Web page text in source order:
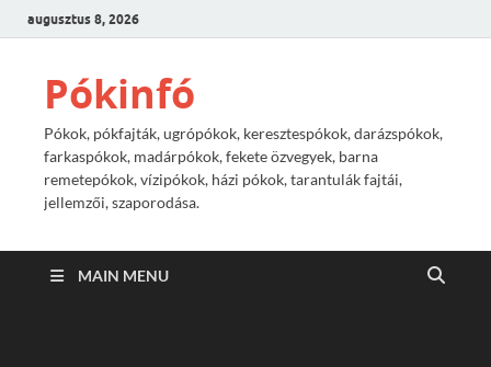
augusztus 8, 2026
Pókinfó
Pókok, pókfajták, ugrópókok, keresztespókok, darázspókok,
farkaspókok, madárpókok, fekete özvegyek, barna
remetepókok, vízipókok, házi pókok, tarantulák fajtái,
jellemzői, szaporodása.
MAIN MENU